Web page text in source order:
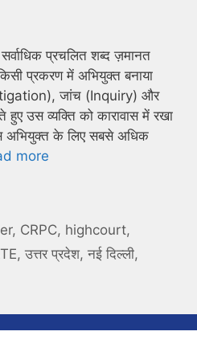
प्रचलित शब्द ज़मानत
प्रकरण में अभियुक्त बनाया
जांच (Inquiry) और
उस व्यक्ति को कारावास में रखा
अभियुक्त के लिए सबसे अधिक
more
, CRPC, highcourt,
, उत्तर प्रदेश, नई दिल्ली,